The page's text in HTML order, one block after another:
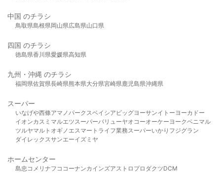
中国 のチラシ
鳥取県島根県岡山県広島県山口県
四国 のチラシ
徳島県香川県愛媛県高知県
九州・沖縄 のチラシ
福岡県佐賀県長崎県熊本県大分県宮崎県鹿児島県沖縄県
スーパー
いなげや西條アマノパークスベイシア ビッグヨーサンイトーヨーカドー
イオンカスミ マルエツスーパーバリューヤオコーオーケー ヨークベニマル
ツルヤマルト オギノ エスマート ライフ業務スーパーいかり フジグラン
ダイレックスサンエーイズミヤ
ホームセンター
島忠 コメリ ナフコ コーナンカインズアストロプロダクツDCM